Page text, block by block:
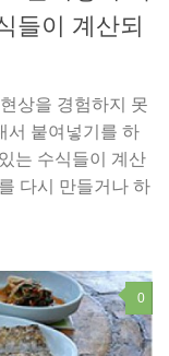
들이 계산되
상을 경험하지 못
서 붙여넣기를 하
는 수식들이 계산
다시 만들거나 하
0